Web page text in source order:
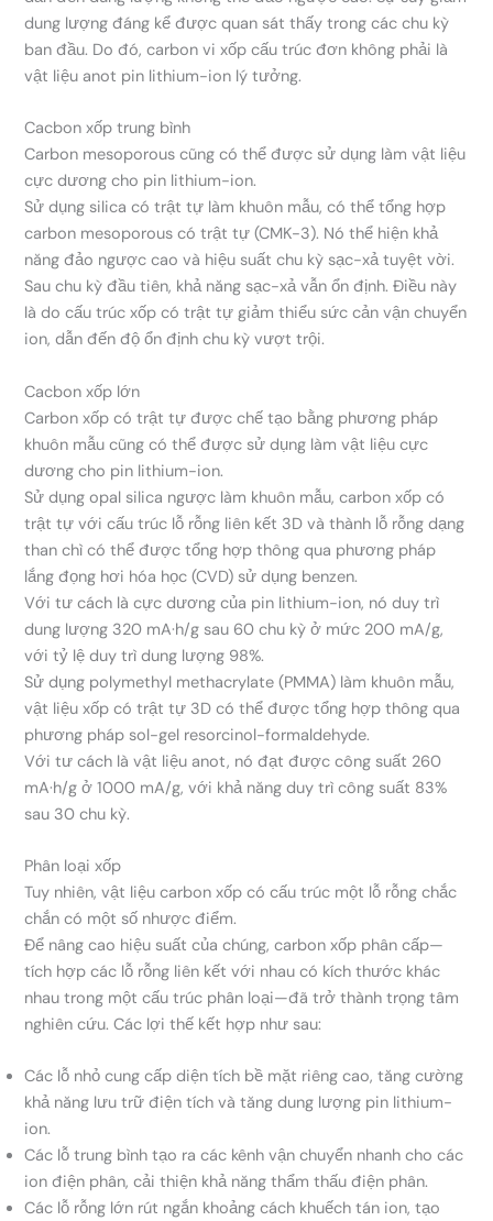
dung lượng đáng kể được quan sát thấy trong các chu kỳ
ban đầu. Do đó, carbon vi xốp cấu trúc đơn không phải là
vật liệu anot pin lithium-ion lý tưởng.
Cacbon xốp trung bình
Carbon mesoporous cũng có thể được sử dụng làm vật liệu
cực dương cho pin lithium-ion.
Sử dụng silica có trật tự làm khuôn mẫu, có thể tổng hợp
carbon mesoporous có trật tự (CMK-3). Nó thể hiện khả
năng đảo ngược cao và hiệu suất chu kỳ sạc-xả tuyệt vời.
Sau chu kỳ đầu tiên, khả năng sạc-xả vẫn ổn định. Điều này
là do cấu trúc xốp có trật tự giảm thiểu sức cản vận chuyển
ion, dẫn đến độ ổn định chu kỳ vượt trội.
Cacbon xốp lớn
Carbon xốp có trật tự được chế tạo bằng phương pháp
khuôn mẫu cũng có thể được sử dụng làm vật liệu cực
dương cho pin lithium-ion.
Sử dụng opal silica ngược làm khuôn mẫu, carbon xốp có
trật tự với cấu trúc lỗ rỗng liên kết 3D và thành lỗ rỗng dạng
than chì có thể được tổng hợp thông qua phương pháp
lắng đọng hơi hóa học (CVD) sử dụng benzen.
Với tư cách là cực dương của pin lithium-ion, nó duy trì
dung lượng 320 mA·h/g sau 60 chu kỳ ở mức 200 mA/g,
với tỷ lệ duy trì dung lượng 98%.
Sử dụng polymethyl methacrylate (PMMA) làm khuôn mẫu,
vật liệu xốp có trật tự 3D có thể được tổng hợp thông qua
phương pháp sol-gel resorcinol-formaldehyde.
Với tư cách là vật liệu anot, nó đạt được công suất 260
mA·h/g ở 1000 mA/g, với khả năng duy trì công suất 83%
sau 30 chu kỳ.
Phân loại xốp
Tuy nhiên, vật liệu carbon xốp có cấu trúc một lỗ rỗng chắc
chắn có một số nhược điểm.
Để nâng cao hiệu suất của chúng, carbon xốp phân cấp—
tích hợp các lỗ rỗng liên kết với nhau có kích thước khác
nhau trong một cấu trúc phân loại—đã trở thành trọng tâm
nghiên cứu. Các lợi thế kết hợp như sau:
Các lỗ nhỏ cung cấp diện tích bề mặt riêng cao, tăng cường
khả năng lưu trữ điện tích và tăng dung lượng pin lithium-
ion.
Các lỗ trung bình tạo ra các kênh vận chuyển nhanh cho các
ion điện phân, cải thiện khả năng thẩm thấu điện phân.
Các lỗ rỗng lớn rút ngắn khoảng cách khuếch tán ion, tạo